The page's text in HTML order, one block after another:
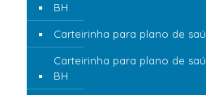
BH
Carteirinha para plano de
Carteirinha para plano de
BH